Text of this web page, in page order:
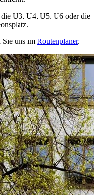
U3, U4, U5, U6 oder die
Sie uns im Routenplaner.